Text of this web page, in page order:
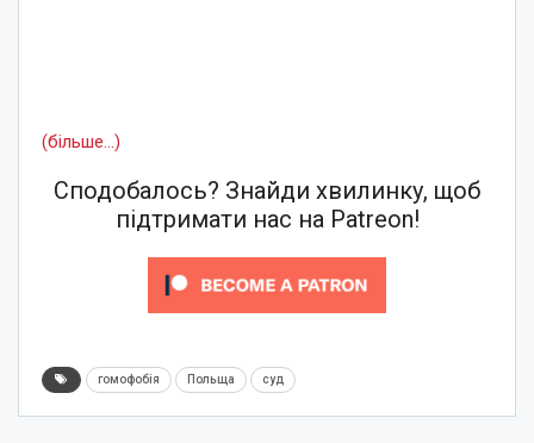
(більше…)
Сподобалось? Знайди хвилинку, щоб
підтримати нас на Patreon!
гомофобія Польща суд